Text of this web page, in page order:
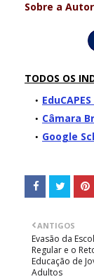
Sobre a
TODOS OS
Câmara
Google
ANTIGOS
Evasão da
Regular e o
Educação de
Adultos